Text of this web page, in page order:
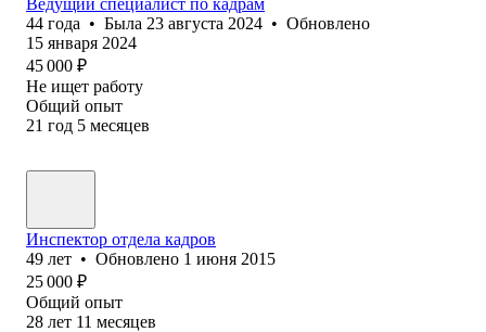
44 года • Была 23 августа 2024 • Обновлено
15 января 2024
45 000 ₽
Не ищет работу
Общий опыт
21 год 5 месяцев
Инспектор отдела кадров
49 лет • Обновлено 1 июня 2015
25 000 ₽
Общий опыт
28 лет 11 месяцев